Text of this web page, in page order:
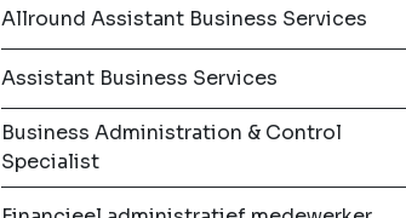
Allround Assistant Business Services
Assistant Business Services
Business Administration & Control
Specialist